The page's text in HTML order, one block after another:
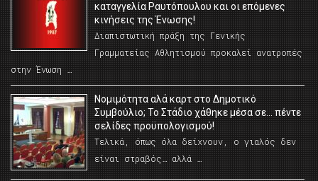
καταγγελία Ραυτόπουλου και οι επόμενες
κινήσεις της Ένωσης!
Διαπιστωτική πράξη της Γενικής
Γραμματείας Αθλητισμού προκαλεί ανατροπές
στην Ένωση …
Νομιμότητα αλά καρτ στο Δημοτικό
Συμβούλιο; Το Στάδιο χάθηκε μέσα σε… πέντε
σελίδες προϋπολογισμού!
Τελικά, όπως όλα δείχνουν, ο γιαλός δεν
είναι στραβός… αλλά …